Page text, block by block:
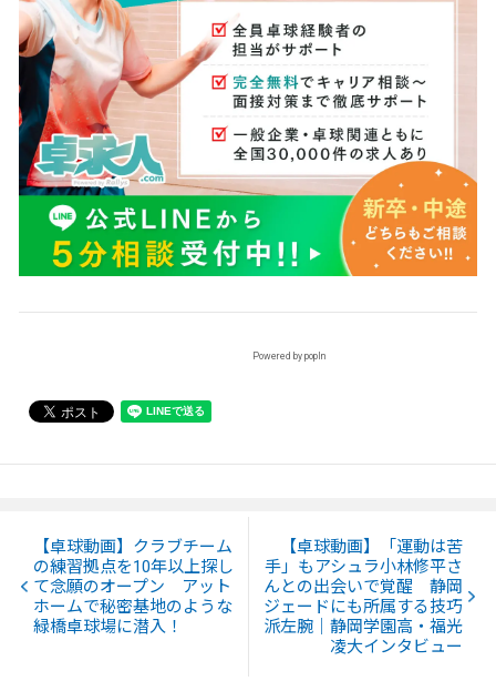
Powered by popIn
【卓球動画】クラブチーム
の練習拠点を10年以上探し
て念願のオープン アット
ホームで秘密基地のような
緑橋卓球場に潜入！
【卓球動画】「運動は苦
手」もアシュラ小林修平さ
んとの出会いで覚醒 静岡
ジェードにも所属する技巧
派左腕｜静岡学園高・福光
凌大インタビュー